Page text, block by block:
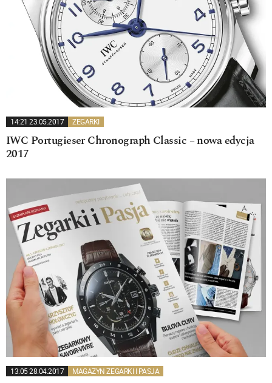
14:21 23.05.2017 ZEGARKI
IWC Portugieser Chronograph Classic – nowa edycja
2017
13:05 28.04.2017 MAGAZYN ZEGARKI I PASJA